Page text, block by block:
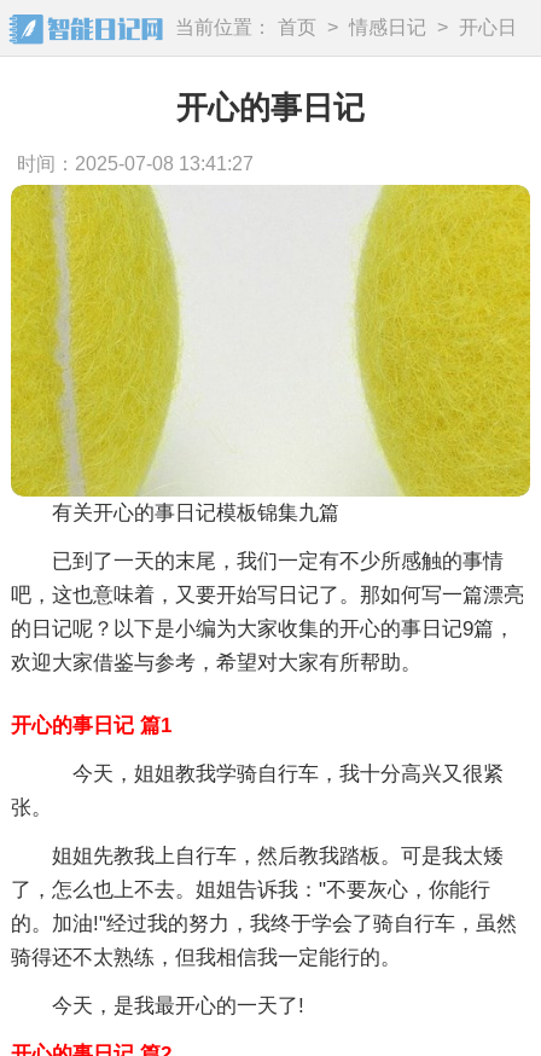
当前位置： 首页 > 情感日记 >
开心日
记
开心的事日记
时间：2025-07-08 13:41:27
有关开心的事日记模板锦集九篇
已到了一天的末尾，我们一定有不少所感触的事情
吧，这也意味着，又要开始写日记了。那如何写一篇漂亮
的日记呢？以下是小编为大家收集的开心的事日记9篇，
欢迎大家借鉴与参考，希望对大家有所帮助。
开心的事日记 篇1
今天，姐姐教我学骑自行车，我十分高兴又很紧
张。
姐姐先教我上自行车，然后教我踏板。可是我太矮
了，怎么也上不去。姐姐告诉我："不要灰心，你能行
的。加油!"经过我的努力，我终于学会了骑自行车，虽然
骑得还不太熟练，但我相信我一定能行的。
今天，是我最开心的一天了!